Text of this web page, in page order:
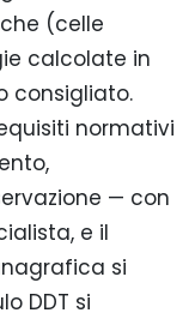
(celle
calcolate in
consigliato.
normativi
— con
e il
si
DDT si